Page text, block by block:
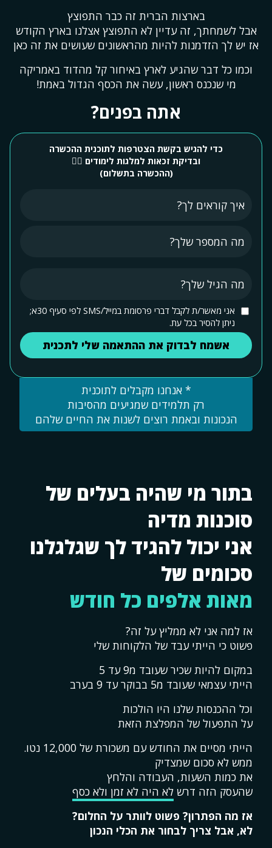
בארצות הברית זה כבר התפוצץ
אבל לשמחתך, זה עדיין לא התפוצץ אצלנו בארץ הקודש
אז יש לך הזדמנות להיות מהראשונים שעושים את זה כאן
וכמו כל דבר שהגיע לארץ באיחור קל מהדוד באמריקה
מי שנכנס ראשון, עשה את הכסף הגדול באמת!
אתה בפנים?
כדי להגיש בקשת הצטרפות לתוכנית ההכשרה
ובדיקת זכאות למלגות לימודים 👇🏻
(ההכשרה בתשלום)
אני מאשר/ת לקבל דברי פרסומת במייל/SMS לפי סעיף 30א;
ניתן להסיר בכל עת.
* אנחנו מקבלים לתוכנית
רק תלמידים שמגיעים מהסיבות
הנכונות ובאמת רוצים לשנות את החיים שלהם
בתור מי שהיה בעלים של
סוכנות מדיה
אני יכול להגיד לך שגלגלנו
סכומים של
מאות אלפים כל חודש
אז למה אני לא ממליץ על זה?
פשוט כי הייתי עבד של הלקוחות שלי
במקום להיות שכיר שעובד מ9 עד 5
הייתי עצמאי שעובד מ5 בבוקר עד 9 בערב
וכל ההכנסות שלנו היו הולכות
על התפעול של המפלצת הזאת
הייתי מסיים את החודש עם משכורת של 12,000 נטו.
ממש לא סכום שמצדיק
את כמות השעות, העבודה והלחץ
שהעסק הזה דרש לא היה לא זמן ולא כסף
אז מה הפתרון? פשוט לוותר על החלום?
לא, אבל צריך לבחור את הכלי הנכון